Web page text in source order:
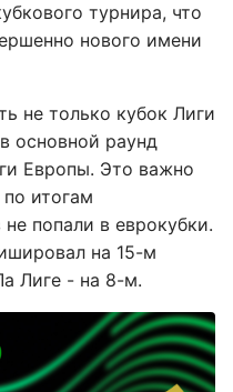
турнира, что
нового имени
не только кубок Лиги
основной раунд
Европы. Это важно
итогам
попали в еврокубки.
на 15-м
Лиге - на 8-м.